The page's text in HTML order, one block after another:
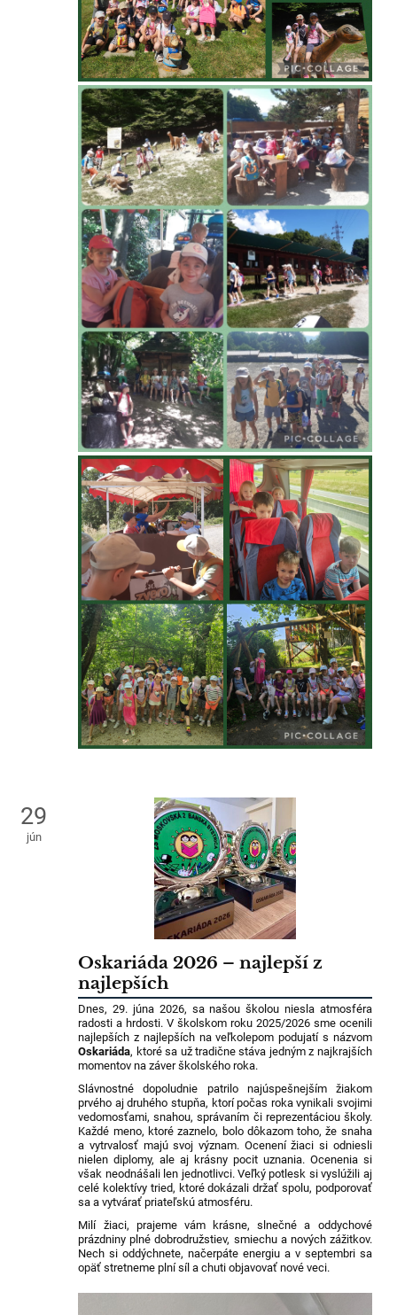
29
jún
Oskariáda 2026 – najlepší z
najlepších
Dnes, 29. júna 2026, sa našou školou niesla atmosféra
radosti a hrdosti. V školskom roku 2025/2026 sme ocenili
najlepších z najlepších na veľkolepom podujatí s názvom
Oskariáda, ktoré sa už tradične stáva jedným z najkrajších
momentov na záver školského roka.
Slávnostné dopoludnie patrilo najúspešnejším žiakom
prvého aj druhého stupňa, ktorí počas roka vynikali svojimi
vedomosťami, snahou, správaním či reprezentáciou školy.
Každé meno, ktoré zaznelo, bolo dôkazom toho, že snaha
a vytrvalosť majú svoj význam. Ocenení žiaci si odniesli
nielen diplomy, ale aj krásny pocit uznania. Ocenenia si
však neodnášali len jednotlivci. Veľký potlesk si vyslúžili aj
celé kolektívy tried, ktoré dokázali držať spolu, podporovať
sa a vytvárať priateľskú atmosféru.
Milí žiaci, prajeme vám krásne, slnečné a oddychové
prázdniny plné dobrodružstiev, smiechu a nových zážitkov.
Nech si oddýchnete, načerpáte energiu a v septembri sa
opäť stretneme plní síl a chuti objavovať nové veci.